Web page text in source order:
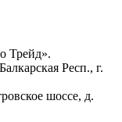
Трейд».
Респ., г.
шоссе, д.